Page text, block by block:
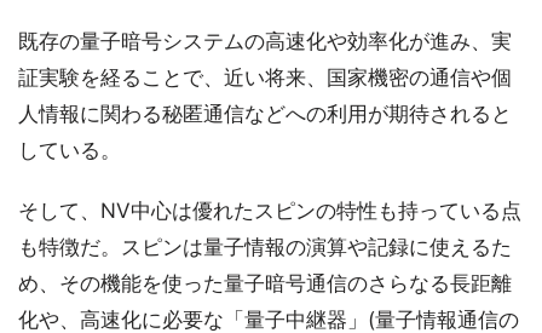
既存の量子暗号システムの高速化や効率化が進み、実
証実験を経ることで、近い将来、国家機密の通信や個
人情報に関わる秘匿通信などへの利用が期待されると
している。
そして、NV中心は優れたスピンの特性も持っている点
も特徴だ。スピンは量子情報の演算や記録に使えるた
め、その機能を使った量子暗号通信のさらなる長距離
化や、高速化に必要な「量子中継器」(量子情報通信の